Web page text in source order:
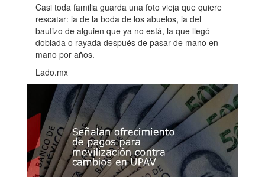
Casi toda familia guarda una foto vieja que quiere
rescatar: la de la boda de los abuelos, la del
bautizo de alguien que ya no está, la que llegó
doblada o rayada después de pasar de mano en
mano por años.
Lado.mx